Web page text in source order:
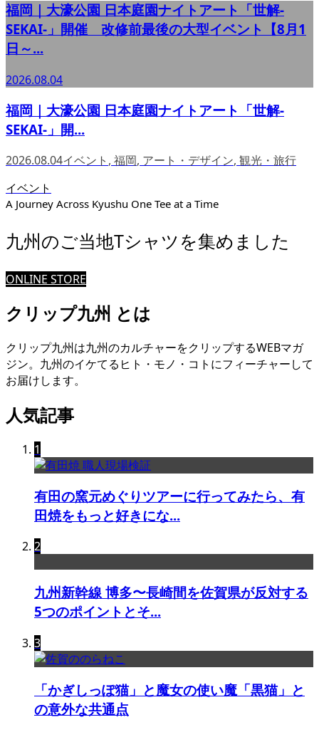
福岡｜大濠公園 日本庭園ナイトアート「世解-
SEKAI-」開催 改修前最後の大型イベント【8月1
日～...
2026.08.04
福岡｜大濠公園 日本庭園ナイトアート「世解-
SEKAI-」開...
2026.08.04イベント , 福岡, アート・デザイン, 観光・旅行
イベント
A Journey Across Kyushu One Tee at a Time
九州のご当地Tシャツを集めました
ONLINE STORE
クリップ九州 とは
クリップ九州は九州のカルチャーをクリップするWEBマガ
ジン。九州のイケてるヒト・モノ・コトにフィーチャーして
お届けします。
人気記事
1
有田の窯元めぐりツアーに行ってみたら、有
田焼をもっと好きにな...
2
九州新幹線 博多〜長崎間を佐賀県が反対する
5つのポイントとそ...
3
「かぎしっぽ猫」と魔女の使い魔「黒猫」と
の意外な共通点